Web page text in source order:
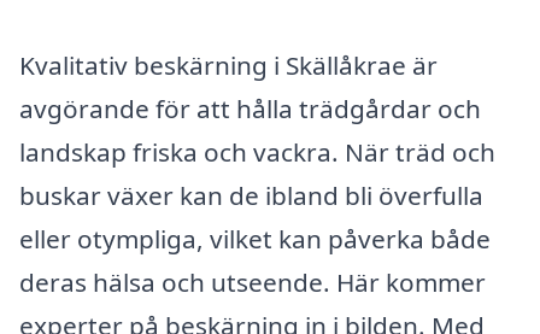
Kvalitativ beskärning i Skällåkrae är
avgörande för att hålla trädgårdar och
landskap friska och vackra. När träd och
buskar växer kan de ibland bli överfulla
eller otympliga, vilket kan påverka både
deras hälsa och utseende. Här kommer
experter på beskärning in i bilden. Med